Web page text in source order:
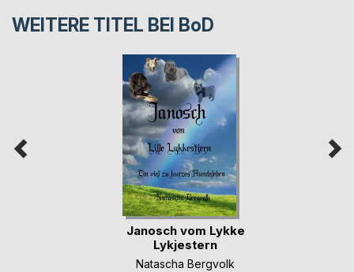
WEITERE TITEL BEI BoD
Janosch vom Lykke
Lykjestern
Natascha Bergvolk